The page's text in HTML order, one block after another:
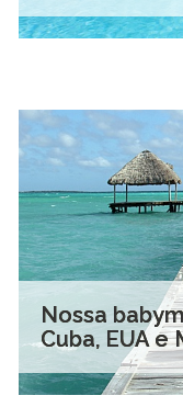
Nossa
Cuba, EUA e